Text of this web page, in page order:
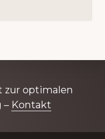
zur optimalen
– Kontakt